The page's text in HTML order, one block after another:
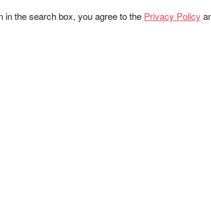
in the search box, you agree to the Privacy Policy